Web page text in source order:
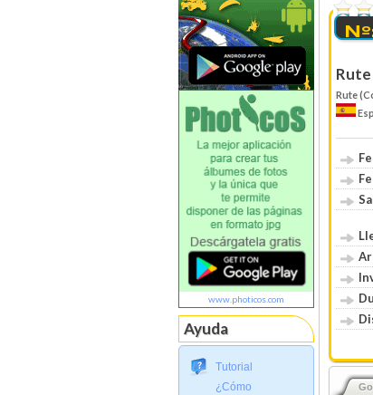
www.photicos.com
Ayuda
Tutorial
¿Cómo
0 Votos
Rute
Rute